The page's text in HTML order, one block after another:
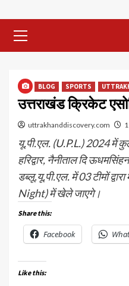
Menu
BLOG SPORTS
उत्तराखंड क्रिकेट
uttrakhanddiscovery.com
यू.पी.एल. (U.P.L.) 2024 में
हरिद्वार, नैनीताल दि
डब्लू.यू.पी.एल. में 03 टीमों
Night) में खेले जाएगे।
Share this:
Facebook
Like this: